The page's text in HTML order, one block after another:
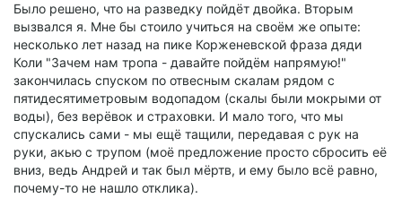
Было решено, что на разведку пойдёт двойка. Вторым
вызвался я. Мне бы стоило учиться на своём же опыте:
несколько лет назад на пике Корженевской фраза дяди
Коли "Зачем нам тропа - давайте пойдём напрямую!"
закончилась спуском по отвесным скалам рядом с
пятидесятиметровым водопадом (скалы были мокрыми от
воды), без верёвок и страховки. И мало того, что мы
спускались сами - мы ещё тащили, передавая с рук на
руки, акью с трупом (моё предложение просто сбросить её
вниз, ведь Андрей и так был мёртв, и ему было всё равно,
почему-то не нашло отклика).